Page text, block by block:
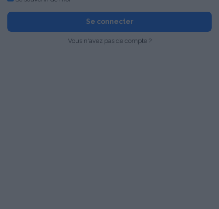
Se connecter
Vous n'avez pas de compte ?